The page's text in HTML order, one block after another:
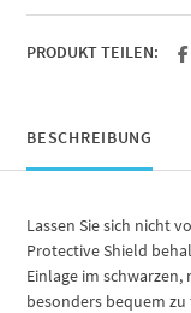
PRODUKT TEILEN:
BESCHREIBUNG
Lassen Sie sich nicht
Protective Shield
Einlage im
besonders bequem zu